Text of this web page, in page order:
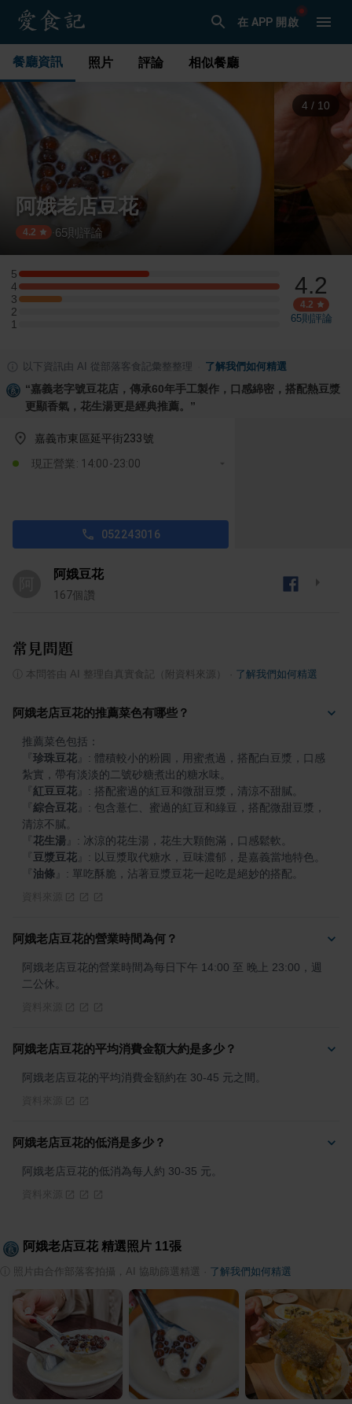
在 APP 開啟
餐廳資訊 照片 評論 相似餐廳
4 / 10
阿娥老店豆花
4.2 65 則評論
5
5 星：3 則評論
4
4 星：6 則評論
3
3 星：1 則評論
2
2 星：0 則評論
1
1 星：0 則評論
4.2
4.2
65則評論
以下資訊由 AI 從部落客食記彙整整理 了解我們如何精選
“嘉義老字號豆花店，傳承60年手工製作，口感綿密，搭配熱豆漿
更顯香氣，花生湯更是經典推薦。 ”
嘉義市東區延平街233號
現正營業: 14:00-23:00
052243016
阿娥豆花
167個讚
常見問題
本問答由 AI 整理自真實食記（附資料來源） 了解我們如何精選
阿娥老店豆花的推薦菜色有哪些？
珍珠豆花
: 體積較小的粉圓，用蜜煮過，搭配白豆漿，口感
紅豆豆花
綜合豆花
: 包含薏仁、蜜過的紅豆和綠豆，搭配微甜豆漿，
花生湯
豆漿豆花
油條 : 單吃酥脆，沾著豆漿豆花一起吃是絕妙的搭配。
阿娥老店豆花的營業時間為何？
阿娥老店豆花的營業時間為每日下午 14:00 至 晚上 23:00，週
二公休。
阿娥老店豆花的平均消費金額大約是多少？
阿娥老店豆花的平均消費金額約在 30-45 元之間。
阿娥老店豆花的低消是多少？
阿娥老店豆花的低消為每人約 30-35 元。
阿娥老店豆花 精選照片 11張
照片由合作部落客拍攝，AI 協助篩選精選 了解我們如何精選